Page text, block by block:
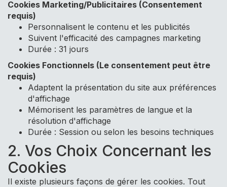
Cookies Marketing/Publicitaires (Consentement
requis)
Personnalisent le contenu et les publicités
Suivent l'efficacité des campagnes marketing
Durée : 31 jours
Cookies Fonctionnels (Le consentement peut être
requis)
Adaptent la présentation du site aux préférences
d'affichage
Mémorisent les paramètres de langue et la
résolution d'affichage
Durée : Session ou selon les besoins techniques
2. Vos Choix Concernant les
Cookies
Il existe plusieurs façons de gérer les cookies. Tout